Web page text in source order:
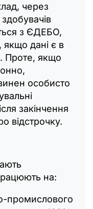
через
з ЄДЕБО,
якщо дані є в
Проте, якщо
особисто
закінчення
відстрочку.
на:
промислового